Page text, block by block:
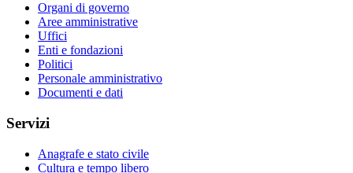
Organi di governo
Aree amministrative
Uffici
Enti e fondazioni
Politici
Personale amministrativo
Documenti e dati
Servizi
Anagrafe e stato civile
Cultura e tempo libero